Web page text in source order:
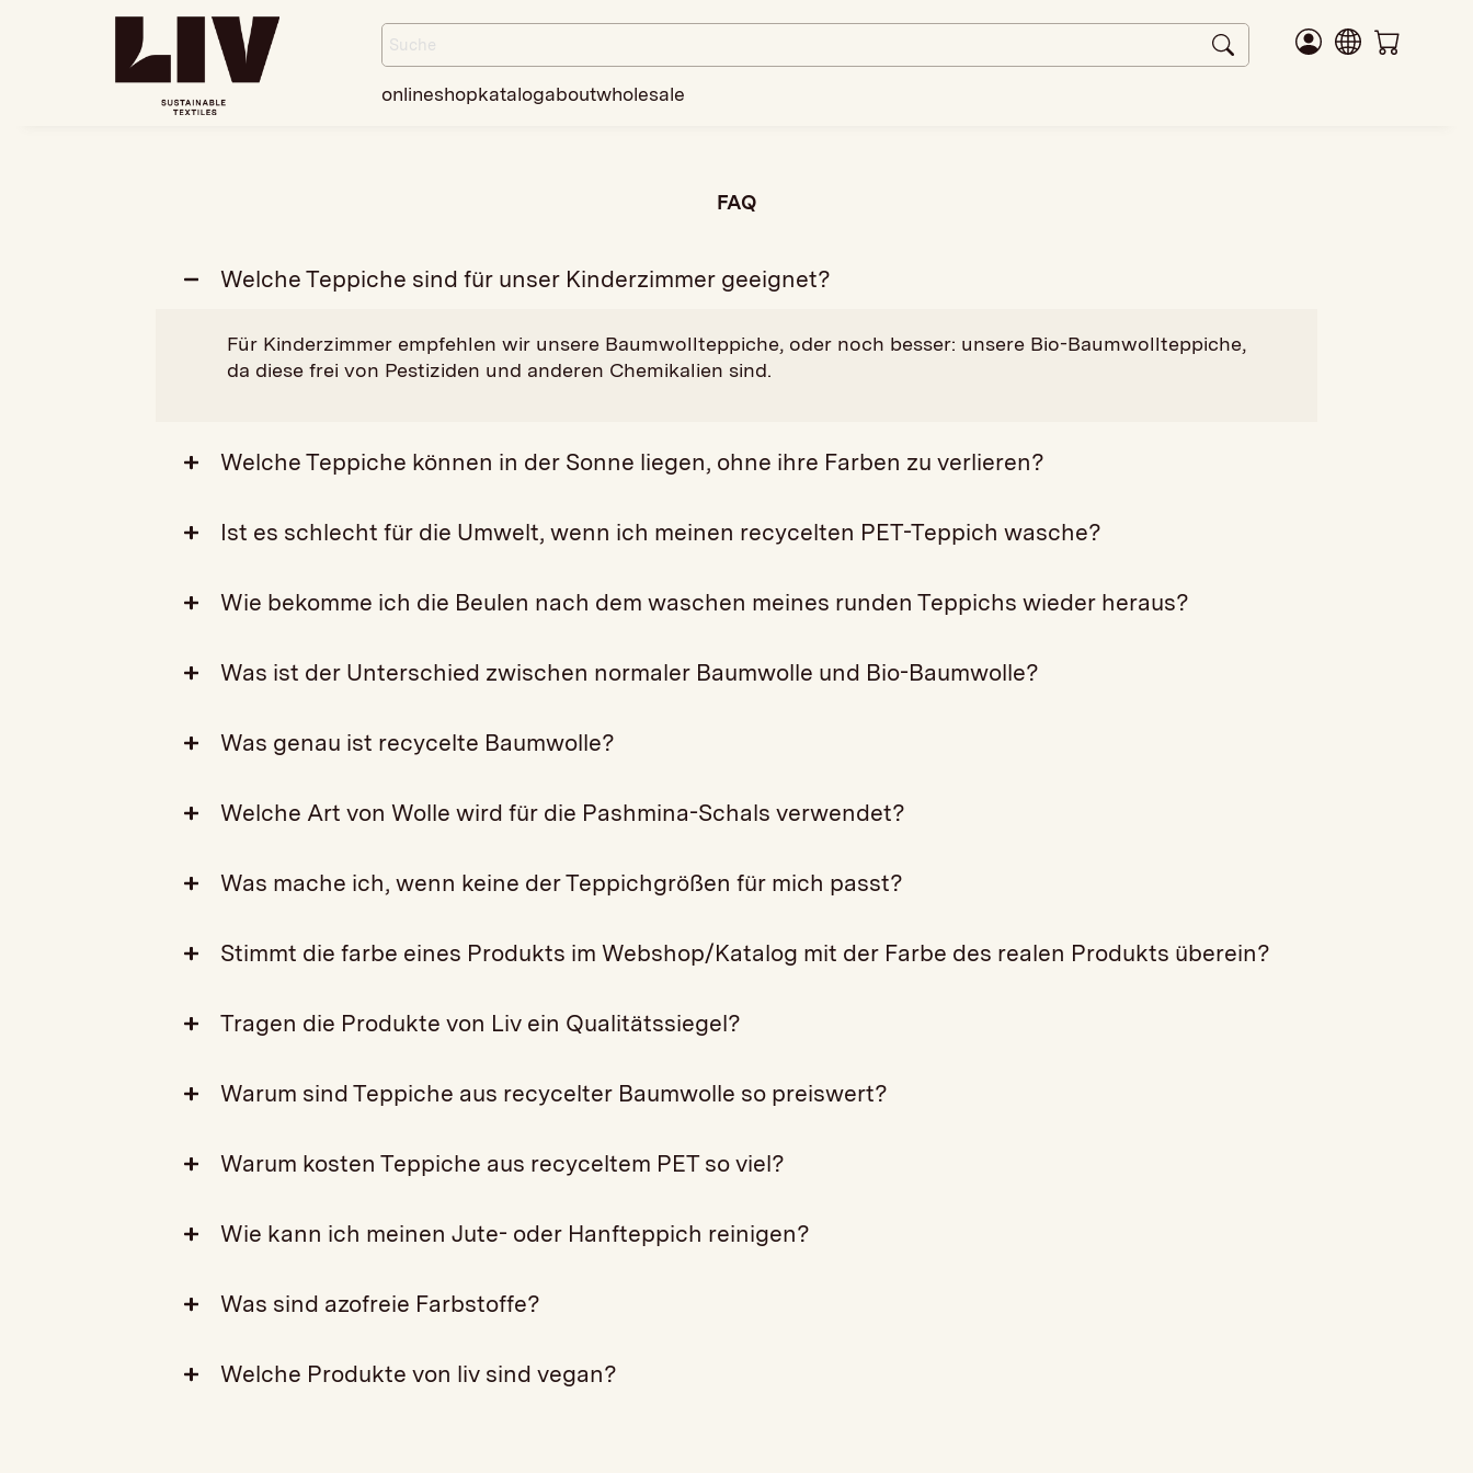
onlineshopkatalogaboutwholesale
FAQ
Welche Teppiche sind für unser Kinderzimmer geeignet?
Für Kinderzimmer empfehlen wir unsere Baumwollteppiche, oder noch besser: unsere Bio-Baumwollteppiche,
da diese frei von Pestiziden und anderen Chemikalien sind.
Welche Teppiche können in der Sonne liegen, ohne ihre Farben zu verlieren?
Ist es schlecht für die Umwelt, wenn ich meinen recycelten PET-Teppich wasche?
Wie bekomme ich die Beulen nach dem waschen meines runden Teppichs wieder heraus?
Was ist der Unterschied zwischen normaler Baumwolle und Bio-Baumwolle?
Was genau ist recycelte Baumwolle?
Welche Art von Wolle wird für die Pashmina-Schals verwendet?
Was mache ich, wenn keine der Teppichgrößen für mich passt?
Stimmt die farbe eines Produkts im Webshop/Katalog mit der Farbe des realen Produkts überein?
Tragen die Produkte von Liv ein Qualitätssiegel?
Warum sind Teppiche aus recycelter Baumwolle so preiswert?
Warum kosten Teppiche aus recyceltem PET so viel?
Wie kann ich meinen Jute- oder Hanfteppich reinigen?
Was sind azofreie Farbstoffe?
Welche Produkte von liv sind vegan?